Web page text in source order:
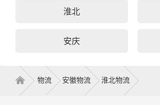
淮北
安庆
物流 安徽物流 淮北物流